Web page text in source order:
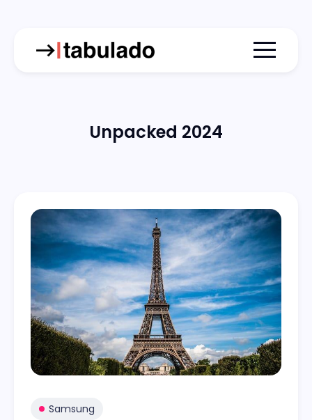
Menu
Unpacked 2024
Samsung